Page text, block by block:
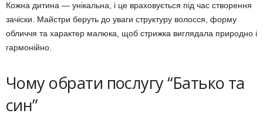
Кожна дитина — унікальна, і це враховується під час створення
зачіски. Майстри беруть до уваги структуру волосся, форму
обличчя та характер малюка, щоб стрижка виглядала природно і
гармонійно.
Чому обрати послугу “Батько та
син”